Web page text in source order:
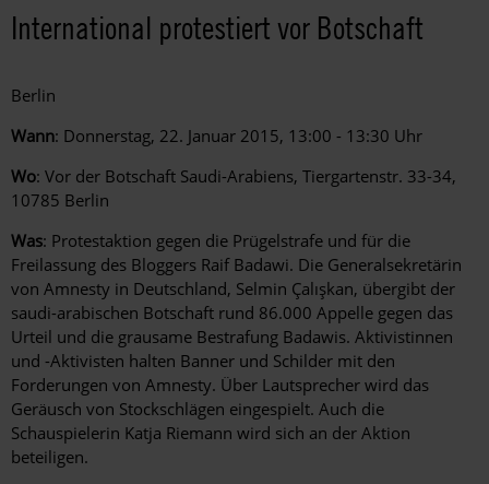
International protestiert vor Botschaft
Berlin
Wann: Donnerstag, 22. Januar 2015, 13:00 - 13:30 Uhr
Wo: Vor der Botschaft Saudi-Arabiens, Tiergartenstr. 33-34,
10785 Berlin
Was: Protestaktion gegen die Prügelstrafe und für die
Freilassung des Bloggers Raif Badawi. Die Generalsekretärin
von Amnesty in Deutschland, Selmin Çalışkan, übergibt der
saudi-arabischen Botschaft rund 86.000 Appelle gegen das
Urteil und die grausame Bestrafung Badawis. Aktivistinnen
und -Aktivisten halten Banner und Schilder mit den
Forderungen von Amnesty. Über Lautsprecher wird das
Geräusch von Stockschlägen eingespielt. Auch die
Schauspielerin Katja Riemann wird sich an der Aktion
beteiligen.